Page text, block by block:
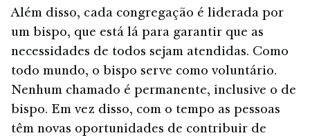
Além disso, cada congregação é liderada por
um bispo, que está lá para garantir que as
necessidades de todos sejam atendidas. Como
todo mundo, o bispo serve como voluntário.
Nenhum chamado é permanente, inclusive o de
bispo. Em vez disso, com o tempo as pessoas
têm novas oportunidades de contribuir de